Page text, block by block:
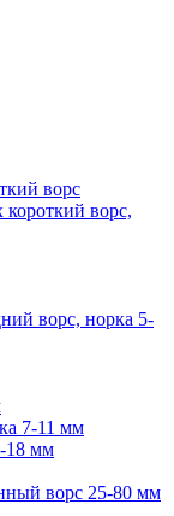
ворс
ворс,
ворс, норка 5-
7-11 мм
18 мм
ворс 25-80 мм